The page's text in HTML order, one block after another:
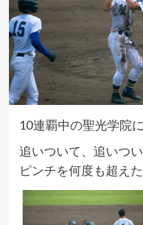
10連覇中の聖光学院
追いついて、追いつい
ピンチを何度も超え